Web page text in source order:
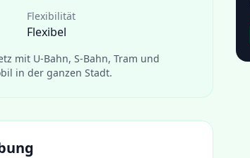
Flexibilität
Flexibel
mit U-Bahn, S-Bahn, Tram und
in der ganzen Stadt.